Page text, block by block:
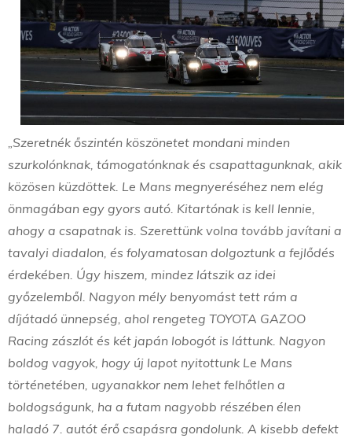
„Szeretnék őszintén köszönetet mondani minden
szurkolónknak, támogatónknak és csapattagunknak, akik
közösen küzdöttek. Le Mans megnyeréséhez nem elég
önmagában egy gyors autó. Kitartónak is kell lennie,
ahogy a csapatnak is. Szerettünk volna tovább javítani a
tavalyi diadalon, és folyamatosan dolgoztunk a fejlődés
érdekében. Úgy hiszem, mindez látszik az idei
győzelemből. Nagyon mély benyomást tett rám a
díjátadó ünnepség, ahol rengeteg TOYOTA GAZOO
Racing zászlót és két japán lobogót is láttunk. Nagyon
boldog vagyok, hogy új lapot nyitottunk Le Mans
történetében, ugyanakkor nem lehet felhőtlen a
boldogságunk, ha a futam nagyobb részében élen
haladó 7. autót érő csapásra gondolunk. A kisebb defekt